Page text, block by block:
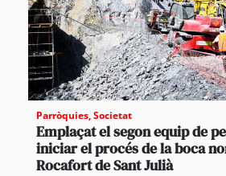
Parròquies,Societat
Emplaçat el segon equip de
iniciar el procés de la boca
Rocafort de Sant Julià